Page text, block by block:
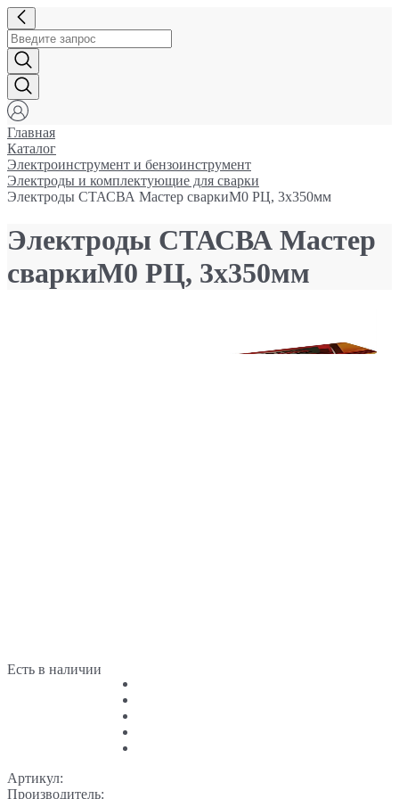
Главная
Каталог
Электроинструмент и бензоинструмент
Электроды и комплектующие для сварки
Электроды СТАСВА Мастер сваркиМ0 РЦ, 3х350мм
Электроды СТАСВА Мастер
сваркиМ0 РЦ, 3х350мм
Есть в наличии
Артикул:
Производитель: